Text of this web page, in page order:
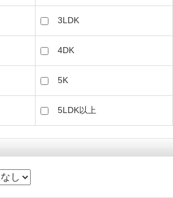
3LDK
4DK
5K
5LDK以上